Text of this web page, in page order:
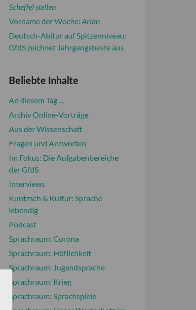
Scheffel stellen
Vorname der Woche: Arian
Deutsch-Abitur auf Spitzenniveau:
GfdS zeichnet Jahrgangsbeste aus
Beliebte Inhalte
An diesem Tag …
Archiv Online-Vorträge
Aus der Wissenschaft
Fragen und Antworten
Im Fokus: Die Aufgabenbereiche
der GfdS
Interviews
Kuntzsch & Kultur: Sprache
lebendig
Podcast
Sprachraum: Corona
Sprachraum: Höflichkeit
Sprachraum: Jugendsprache
Sprachraum: Krieg
Sprachraum: Sprachspiele